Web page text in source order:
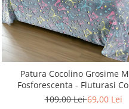
Patura Cocolino Grosime
Fosforescenta - Fluturasi
109,00 Lei69,00 Lei